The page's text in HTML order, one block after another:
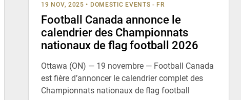
19 NOV, 2025 • DOMESTIC EVENTS - FR
Football Canada annonce le
calendrier des Championnats
nationaux de flag football 2026
Ottawa (ON) — 19 novembre — Football Canada
est fière d’annoncer le calendrier complet des
Championnats nationaux de flag football